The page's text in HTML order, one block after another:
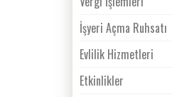
İşyeri Açma Ruhsatı
Evlilik Hizmetleri
Etkinlikler